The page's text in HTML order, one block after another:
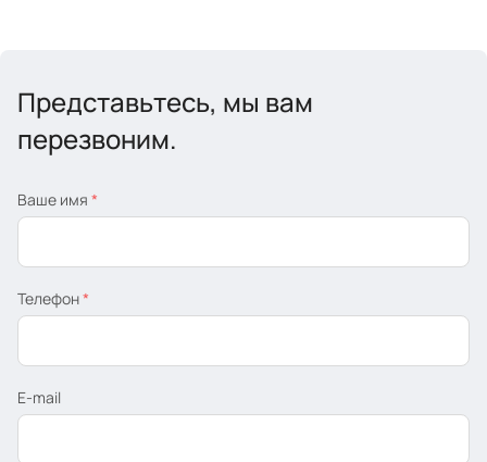
Представьтесь, мы вам
перезвоним.
Ваше имя *
Телефон*
E-mail